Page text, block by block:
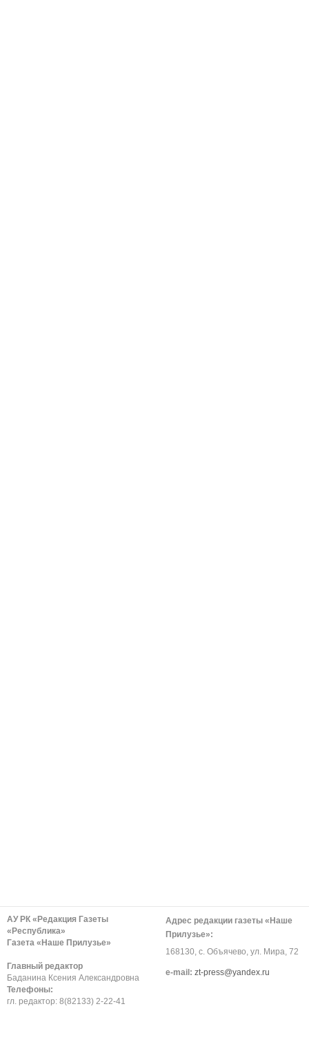
АУ РК «Редакция Газеты
«Республика»
Газета «Наше Прилузье»
Главный редактор
Баданина Ксения Александровна
Телефоны:
гл. редактор: 8(82133) 2-22-41
Адрес редакции газеты «Наше
Прилузье»:
168130, с. Объячево, ул. Мира, 72
е-mail: zt-press@yandex.ru